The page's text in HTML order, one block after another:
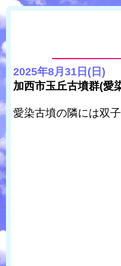
2025年8月31日(日)
加西市玉丘古墳群(愛
愛染古墳の隣には双